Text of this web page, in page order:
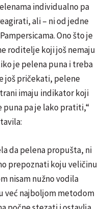
individualno pa
ali – ni od jedne
Ono što je
roditelje koji još nemaju
je pelena puna i treba
još pričekati, pelene
imaju indikator koji
pa je lako pratiti,“
da pelena propušta, ni
prepoznati koju veličinu
nisam nužno vodila
već najboljom metodom